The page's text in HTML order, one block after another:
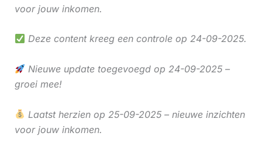
voor jouw inkomen.
Deze content kreeg een controle op 24-09-2025.
Nieuwe update toegevoegd op 24-09-2025 –
groei mee!
Laatst herzien op 25-09-2025 – nieuwe inzichten
voor jouw inkomen.